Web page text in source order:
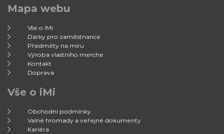
Mapa webu
Vše o iMi
Dárky pro zaměstnance
Předměty na míru
Výroba vlastního merche
Kontakt
Doprava
Vše o iMi
Obchodní podmínky
Valné hromady a veřejné dokumenty
Kariéra